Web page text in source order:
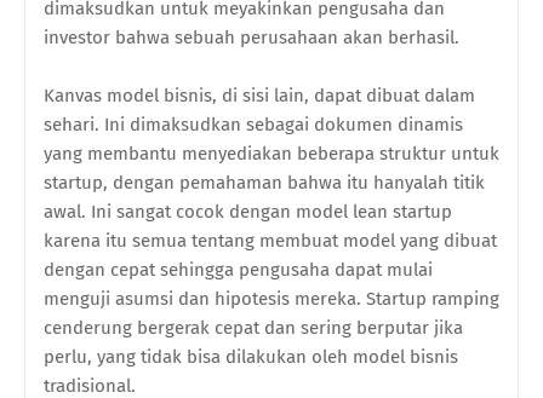
dimaksudkan untuk meyakinkan pengusaha dan
investor bahwa sebuah perusahaan akan berhasil.
Kanvas model bisnis, di sisi lain, dapat dibuat dalam
sehari. Ini dimaksudkan sebagai dokumen dinamis
yang membantu menyediakan beberapa struktur untuk
startup, dengan pemahaman bahwa itu hanyalah titik
awal. Ini sangat cocok dengan model lean startup
karena itu semua tentang membuat model yang dibuat
dengan cepat sehingga pengusaha dapat mulai
menguji asumsi dan hipotesis mereka. Startup ramping
cenderung bergerak cepat dan sering berputar jika
perlu, yang tidak bisa dilakukan oleh model bisnis
tradisional.